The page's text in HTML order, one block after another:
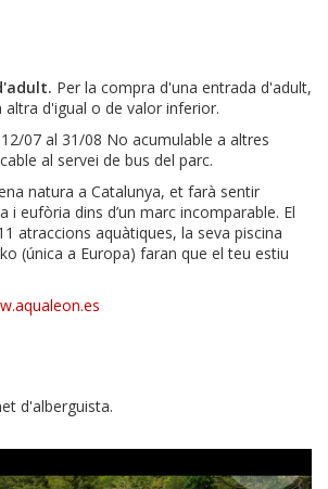
Per la compra d'una entrada d'adult,
d'igual o de valor inferior.
07 al 31/08 No acumulable a altres
al servei de bus del parc.
natura a Catalunya, et farà sentir
i eufòria dins d’un marc incomparable. El
atraccions aquàtiques, la seva piscina
(única a Europa) faran que el teu estiu
d'alberguista.